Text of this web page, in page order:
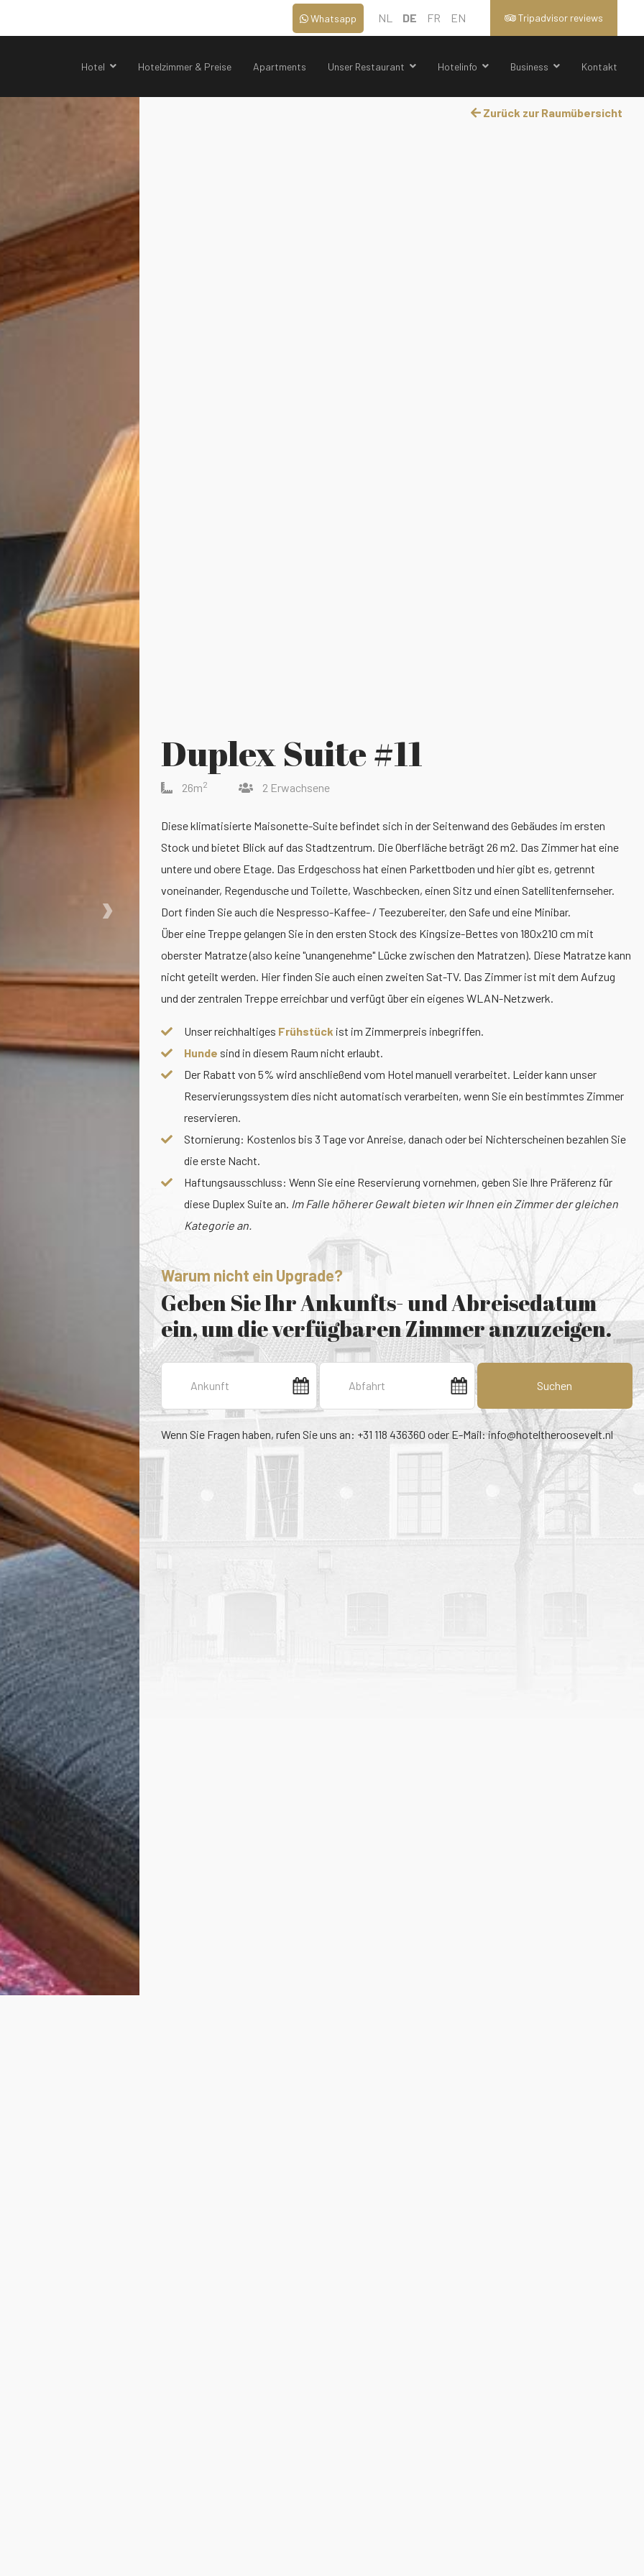
Tripadvisor reviews
NL DE FR EN
Whatsapp
Hotel Hotelzimmer & Preise Apartments Unser Restaurant Hotelinfo Business Kontakt
Zurück zur Raumübersicht
›
Duplex Suite #11
26m2 2 Erwachsene
Diese klimatisierte Maisonette-Suite befindet sich in der Seitenwand des Gebäudes im ersten
Stock und bietet Blick auf das Stadtzentrum. Die Oberfläche beträgt 26 m2. Das Zimmer hat eine
untere und obere Etage. Das Erdgeschoss hat einen Parkettboden und hier gibt es, getrennt
voneinander, Regendusche und Toilette, Waschbecken, einen Sitz und einen Satellitenfernseher.
Dort finden Sie auch die Nespresso-Kaffee- / Teezubereiter, den Safe und eine Minibar.
Über eine Treppe gelangen Sie in den ersten Stock des Kingsize-Bettes von 180x210 cm mit
oberster Matratze (also keine "unangenehme" Lücke zwischen den Matratzen). Diese Matratze kann
nicht geteilt werden. Hier finden Sie auch einen zweiten Sat-TV. Das Zimmer ist mit dem Aufzug
und der zentralen Treppe erreichbar und verfügt über ein eigenes WLAN-Netzwerk.
Unser reichhaltiges Frühstück ist im Zimmerpreis inbegriffen.
Hunde sind in diesem Raum nicht erlaubt.
Der Rabatt von 5% wird anschließend vom Hotel manuell verarbeitet. Leider kann unser
Reservierungssystem dies nicht automatisch verarbeiten, wenn Sie ein bestimmtes Zimmer
reservieren.
Stornierung: Kostenlos bis 3 Tage vor Anreise, danach oder bei Nichterscheinen bezahlen Sie
die erste Nacht.
Haftungsausschluss: Wenn Sie eine Reservierung vornehmen, geben Sie Ihre Präferenz für
diese Duplex Suite an. Im Falle höherer Gewalt bieten wir Ihnen ein Zimmer der gleichen
Kategorie an.
Warum nicht ein Upgrade?
Geben Sie Ihr Ankunfts- und Abreisedatum
ein, um die verfügbaren Zimmer anzuzeigen.
Suchen
Wenn Sie Fragen haben, rufen Sie uns an: +31 118 436360 oder E-Mail:info@hoteltheroosevelt.nl